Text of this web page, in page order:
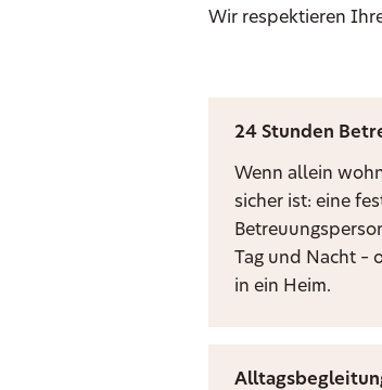
Wir respektieren
24 Stunden
Wenn allein
sicher ist: eine
Tag und Nacht –
in ein Heim.